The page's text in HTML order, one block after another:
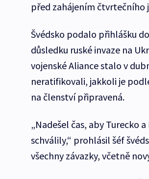
před zahájením čtvrtečního
Švédsko podalo přihlášku
důsledku ruské invaze na
vojenské Aliance stalo v
neratifikovali, jakkoli je
na členství připravená.
„Nadešel čas, aby Turecko
schválily,“ prohlásil šéf
všechny závazky, včetně